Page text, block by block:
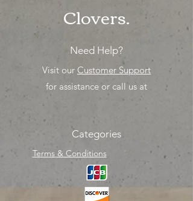
Clovers.
Need Help?
Visit our Customer Support
for assistance or call us at
Categories
Terms & Conditions